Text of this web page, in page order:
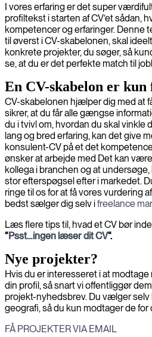
I vores erfaring er det super
profiltekst i starten af CV’et sådan,
kompetencer og erfaringer. Denne
til øverst i CV-skabelonen, skal
konkrete projekter, du søger, så
se, at du er det perfekte match til
En CV-skabelon er
CV-skabelonen hjælper dig med at
sikrer, at du får alle gængse
du i tvivl om, hvordan du skal vinkle
lang og bred erfaring, kan det give
konsulent-CV på et det
ønsker at arbejde med Det kan
kollega i branchen og at
stor efterspøgsel efter i markedet.
ringe til os for at få vores vurdering
bedst sælger dig selv ifreelance
Læs flere tips til, hvad et CV bør
“Psst…ingen læser dit CV“.
Nye projekter?
Hvis du er interesseret i at
din profil, så snart vi offentliggør
projekt-nyhedsbrev. Du vælger
geografi, så du kun modtager de
FÅ PROJEKTER VIA EMAIL